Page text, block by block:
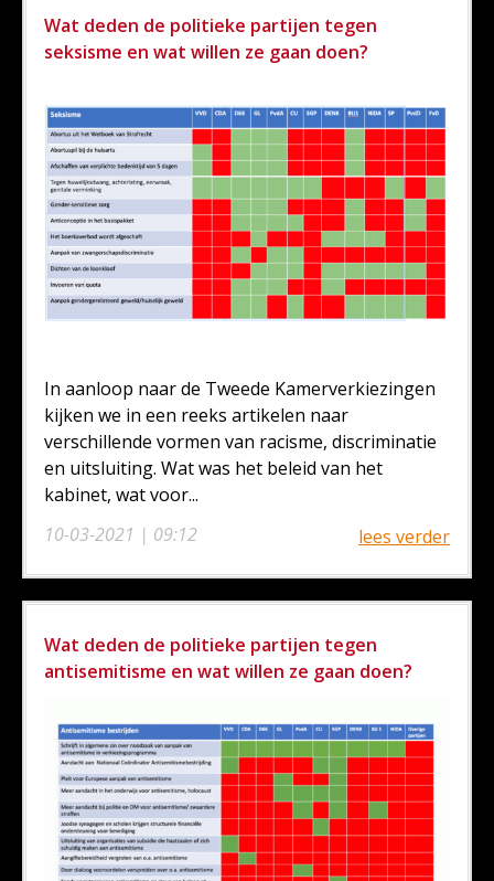
Wat deden de politieke partijen tegen
seksisme en wat willen ze gaan doen?
10-03-2021 | 09:12
In aanloop naar de Tweede Kamerverkiezingen
kijken we in een reeks artikelen naar
verschillende vormen van racisme, discriminatie
en uitsluiting. Wat was het beleid van het
kabinet, wat voor...
lees verder
Wat deden de politieke partijen tegen
antisemitisme en wat willen ze gaan doen?